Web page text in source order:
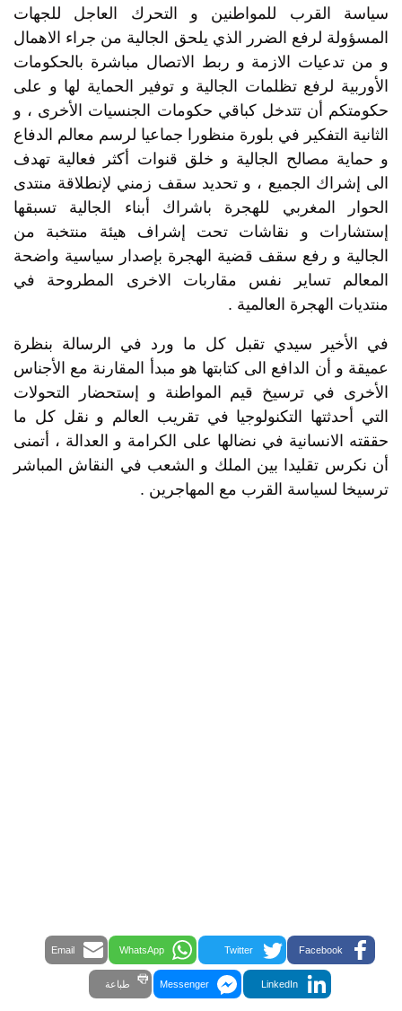
سياسة القرب للمواطنين و التحرك العاجل للجهات
المسؤولة لرفع الضرر الذي يلحق الجالية من جراء الاهمال
و من تدعيات الازمة و ربط الاتصال مباشرة بالحكومات
الأوربية لرفع تظلمات الجالية و توفير الحماية لها و على
حكومتكم أن تتدخل كباقي حكومات الجنسيات الأخرى ، و
الثانية التفكير في بلورة منظورا جماعيا لرسم معالم الدفاع
و حماية مصالح الجالية و خلق قنوات أكثر فعالية تهدف
الى إشراك الجميع ، و تحديد سقف زمني لإنطلاقة منتدى
الحوار المغربي للهجرة باشراك أبناء الجالية تسبقها
إستشارات و نقاشات تحت إشراف هيئة منتخبة من
الجالية و رفع سقف قضية الهجرة بإصدار سياسية واضحة
المعالم تساير نفس مقاربات الاخرى المطروحة في
منتديات الهجرة العالمية .
في الأخير سيدي تقبل كل ما ورد في الرسالة بنظرة
عميقة و أن الدافع الى كتابتها هو مبدأ المقارنة مع الأجناس
الأخرى في ترسيخ قيم المواطنة و إستحضار التحولات
التي أحدثتها التكنولوجيا في تقريب العالم و نقل كل ما
حققته الانسانية في نضالها على الكرامة و العدالة ، أتمنى
أن نكرس تقليدا بين الملك و الشعب في النقاش المباشر
ترسيخا لسياسة القرب مع المهاجرين .
Facebook
Twitter
WhatsApp
Email
LinkedIn
Messenger طباعة